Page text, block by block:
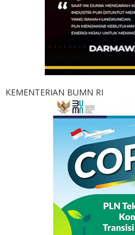
KEMENTERIAN BUMN RI